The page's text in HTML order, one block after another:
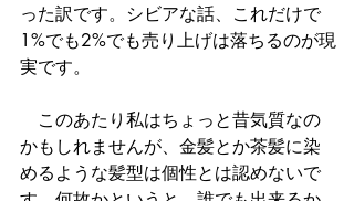
った訳です。シビアな話、これだけで
1%でも2%でも売り上げは落ちるのが現
実です。
このあたり私はちょっと昔気質なの
かもしれませんが、金髪とか茶髪に染
めるような髪型は個性とは認めないで